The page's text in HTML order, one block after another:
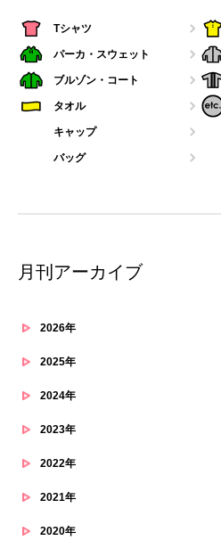
Tシャツ
パーカ・スウェット
ブルゾン・コート
タオル
キャップ
バッグ
月刊アーカイブ
2026年
2025年
2024年
2023年
2022年
2021年
2020年